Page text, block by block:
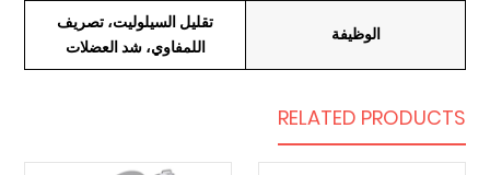
الوظيفة
تقليل السيلوليت، تصريف
اللمفاوي، شد العضلات
RELATED PRODUCTS